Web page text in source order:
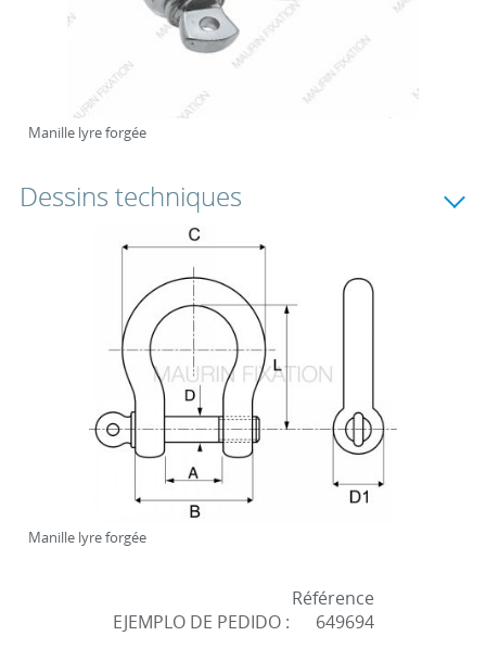
Manille lyre forgée
Dessins techniques
Manille lyre forgée
EJEMPLO DE PEDIDO :
Référence
649694